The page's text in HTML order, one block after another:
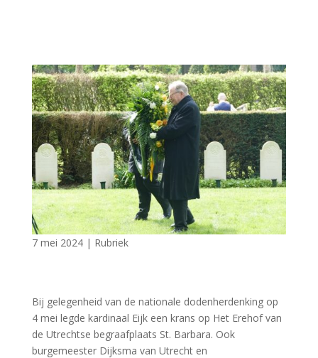
7 mei 2024| Rubriek
Bij gelegenheid van de nationale dodenherdenking op
4 mei legde kardinaal Eijk een krans op Het Erehof van
de Utrechtse begraafplaats St. Barbara. Ook
burgemeester Dijksma van Utrecht en